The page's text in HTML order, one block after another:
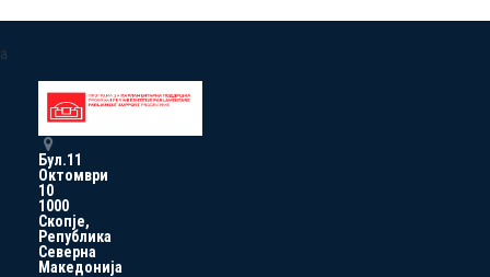
a
Бул.11
Октомври
10
1000
Скопје,
Република
Северна
Македонија